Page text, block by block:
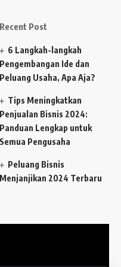
Recent Post
6 Langkah-langkah
Pengembangan Ide dan
Peluang Usaha, Apa Aja?
Tips Meningkatkan
Penjualan Bisnis 2024:
Panduan Lengkap untuk
Semua Pengusaha
Peluang Bisnis
Menjanjikan 2024 Terbaru